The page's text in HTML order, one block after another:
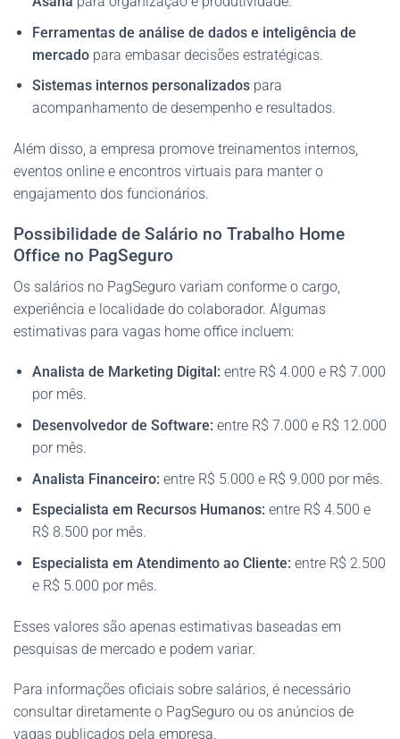
Ferramentas de análise de dados e inteligência de
mercadopara embasar decisões estratégicas.
Sistemas internos personalizadospara
acompanhamento de desempenho e resultados.
Além disso, a empresa promove treinamentos internos,
eventos online e encontros virtuais para manter o
engajamento dos funcionários.
Possibilidade de Salário no Trabalho Home
Office no PagSeguro
Os salários no PagSeguro variam conforme o cargo,
experiência e localidade do colaborador. Algumas
estimativas para vagas home office incluem:
Analista de Marketing Digital: entre R$ 4.000 e R$ 7.000
por mês.
Desenvolvedor de Software: entre R$ 7.000 e R$ 12.000
por mês.
Analista Financeiro: entre R$ 5.000 e R$ 9.000 por mês.
Especialista em Recursos Humanos: entre R$ 4.500 e
R$ 8.500 por mês.
Especialista em Atendimento ao Cliente: entre R$ 2.500
e R$ 5.000 por mês.
Esses valores são apenas estimativas baseadas em
pesquisas de mercado e podem variar.
Para informações oficiais sobre salários, é necessário
consultar diretamente o PagSeguro ou os anúncios de
vagas publicados pela empresa.